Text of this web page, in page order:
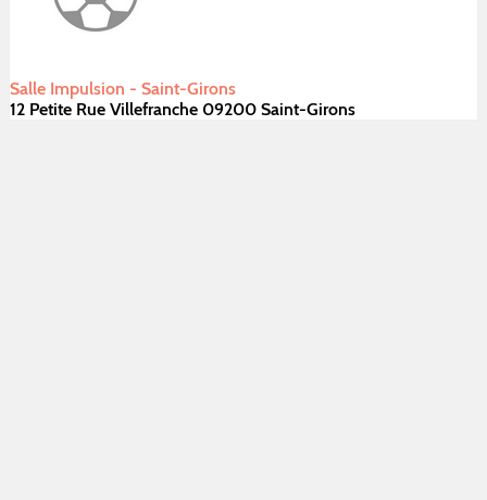
Salle Impulsion - Saint-Girons
12 Petite Rue Villefranche 09200 Saint-Girons